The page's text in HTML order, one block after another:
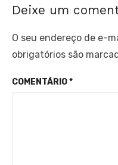
Deixe um
O seu endereço de e-
obrigatórios são
COMENTÁRIO*